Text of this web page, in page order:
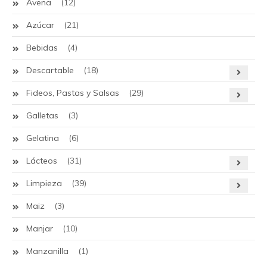
Avena (12)
Azúcar (21)
Bebidas (4)
Descartable (18)
Fideos, Pastas y Salsas (29)
Galletas (3)
Gelatina (6)
Lácteos (31)
Limpieza (39)
Maiz (3)
Manjar (10)
Manzanilla (1)